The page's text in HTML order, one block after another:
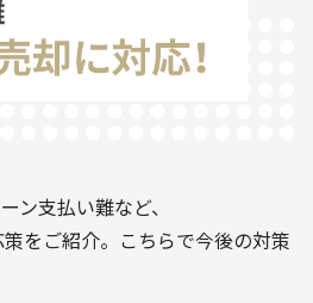
ン支払い難など、
をご紹介。こちらで今後の対策